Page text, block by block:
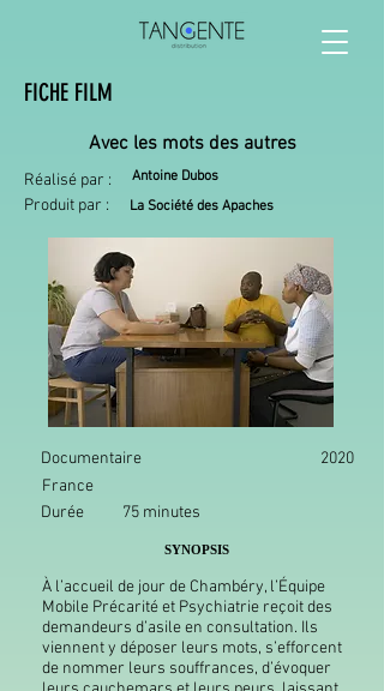
FICHE FILM
Avec les mots des autres
Réalisé par : Antoine Dubos
Produit par : La Société des Apaches
Documentaire
2020
France
Durée
75 minutes
SYNOPSIS
À l’accueil de jour de Chambéry, l’Équipe
Mobile Précarité et Psychiatrie reçoit des
demandeurs d’asile en consultation. Ils
viennent y déposer leurs mots, s’efforcent
de nommer leurs souffrances, d’évoquer